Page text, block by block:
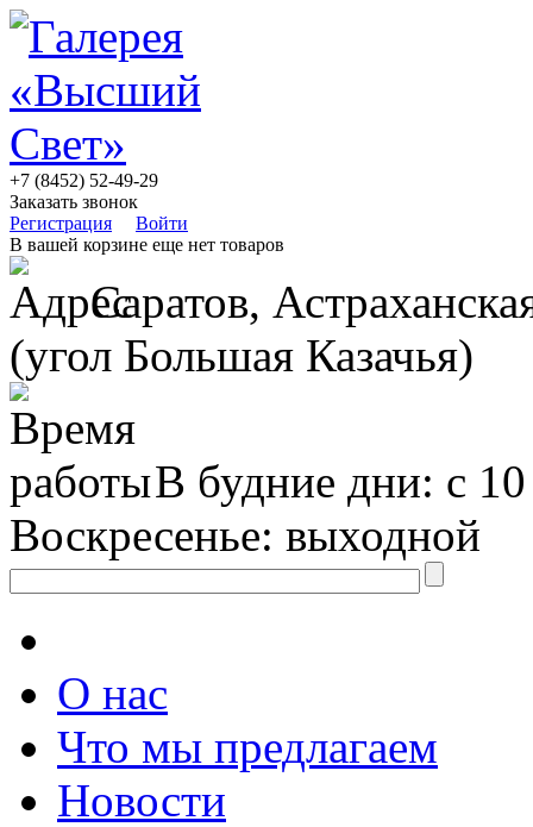
+7 (8452) 52-49-29
Заказать звонок
Регистрация
Войти
В вашей корзине еще нет товаров
Саратов,
(угол Большая Казачья)
В будние дни: с
Воскресенье: выходной
О нас
Что мы предлагаем
Новости